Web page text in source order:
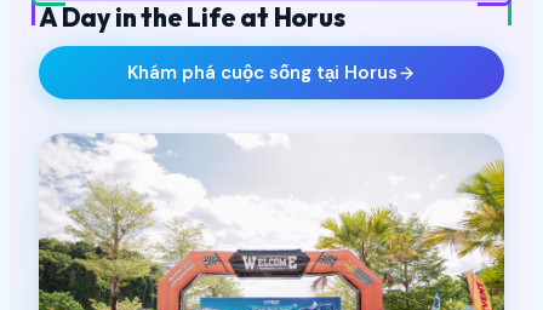
A Day in the Life at Horus
Khám phá cuộc sống tại Horus